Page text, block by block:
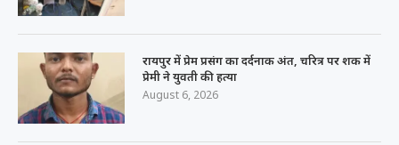
रायपुर में प्रेम प्रसंग का दर्दनाक अंत, चरित्र पर शक में
प्रेमी ने युवती की हत्या
August 6, 2026